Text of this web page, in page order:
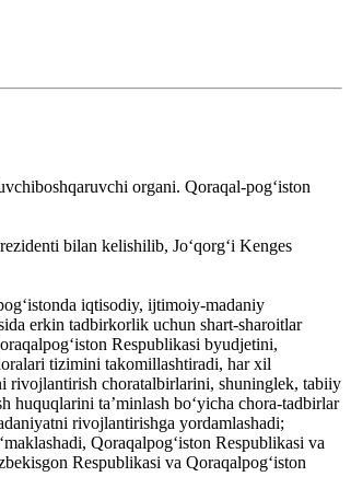
organi. Qoraqal-pogʻiston
bilan kelishilib, Joʻqorgʻi Kenges
iqtisodiy, ijtimoiy-madaniy
erkin tadbirkorlik uchun shart-sharoitlar
Respublikasi byudjetini,
tizimini takomillashtiradi, har xil
rivojlantirish choratalbirlarini, shuninglek, tabiiy
taʼminlash boʻyicha chora-tadbirlar
rivojlantirishga yordamlashadi;
Qoraqalpogʻiston Respublikasi va
Respublikasi va Qoraqalpogʻiston